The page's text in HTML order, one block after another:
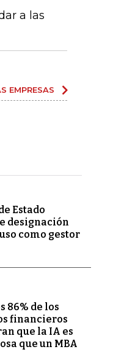
a las
EMPRESAS
Estado
designación
como gestor
86% de los
financieros
que la IA es
que un MBA